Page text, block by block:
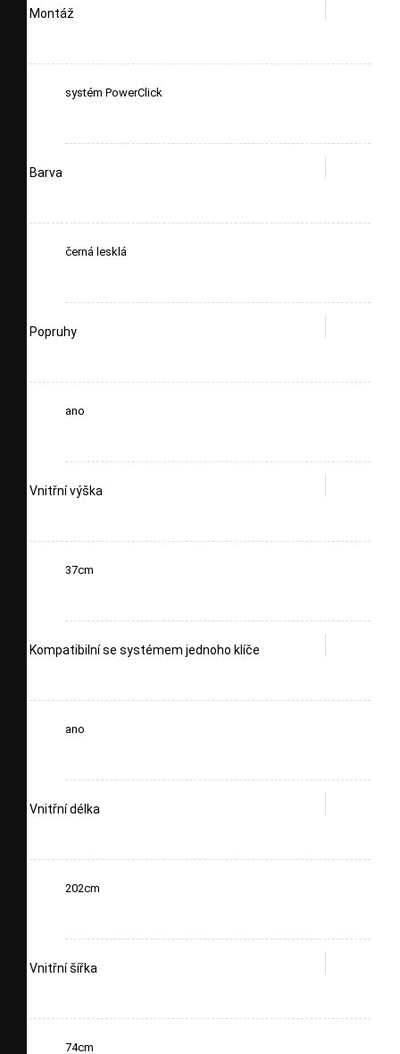
Montáž
systém PowerClick
Barva
černá lesklá
Popruhy
ano
Vnitřní výška
37cm
Kompatibilní se systémem jednoho klíče
ano
Vnitřní délka
202cm
Vnitřní šířka
74cm